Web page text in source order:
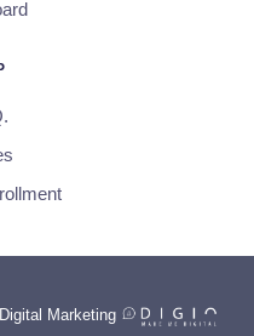
Marketing